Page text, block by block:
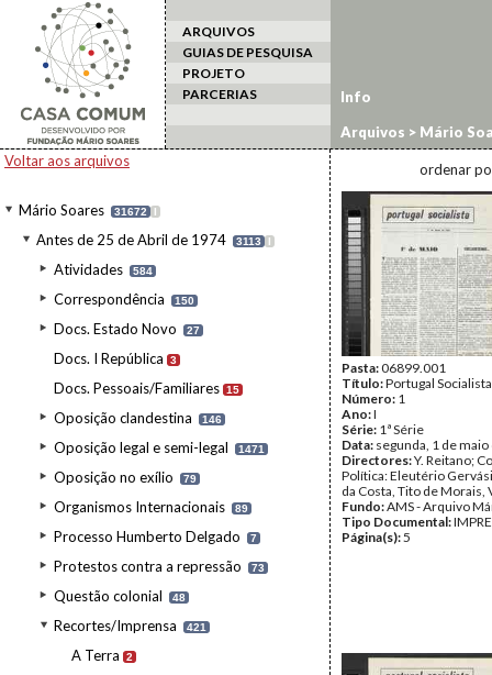
ARQUIVOS
GUIAS DE PESQUISA
PROJETO
PARCERIAS
Voltar aos arquivos
Mário Soares 31672 I
Antes de 25 de Abril de 1974 3113 I
Atividades 584
Correspondência 150
Docs. Estado Novo 27
Docs. I República 3
Docs. Pessoais/Familiares 15
Oposição clandestina 146
Oposição legal e semi-legal 1471
Oposição no exílio 79
Organismos Internacionais 89
Processo Humberto Delgado 7
Protestos contra a repressão 73
Questão colonial 48
Recortes/Imprensa 421
A Terra 2
Info
Arquivos > Mário
ordenar
Pasta:06899.001
Título:Portugal Socialista
Número: 1
Ano:I
Série: 1ª Série
Data: segunda, 1 de
Directores:Y. Reitano;
Política: Eleutério
da Costa, Tito de Morais,
Fundo:AMS - Arquivo
Tipo Documental:
Página(s):5